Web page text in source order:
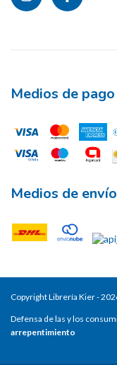
Medios de pago
Medios de envío
Copyright Librería Kier -
Defensa de las y los
arrepentimiento